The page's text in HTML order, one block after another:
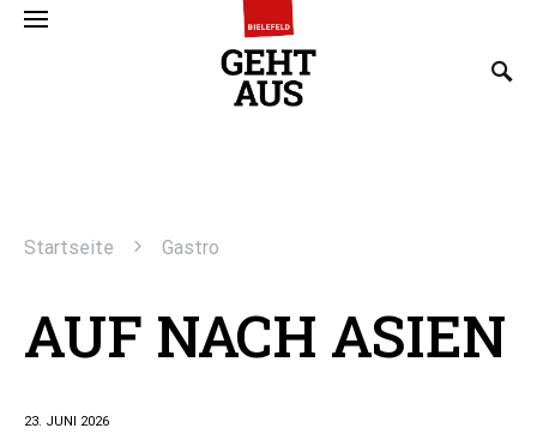
Startseite Gastro
AUF NACH ASIEN
23. JUNI 2026